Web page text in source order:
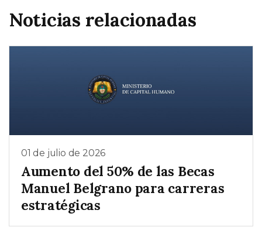
Noticias relacionadas
01 de julio de 2026
Aumento del 50% de las Becas
Manuel Belgrano para carreras
estratégicas